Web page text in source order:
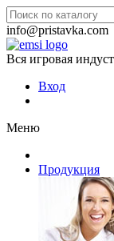
info@pristavka.com
Вся игровая
Вход
Меню
Продукция